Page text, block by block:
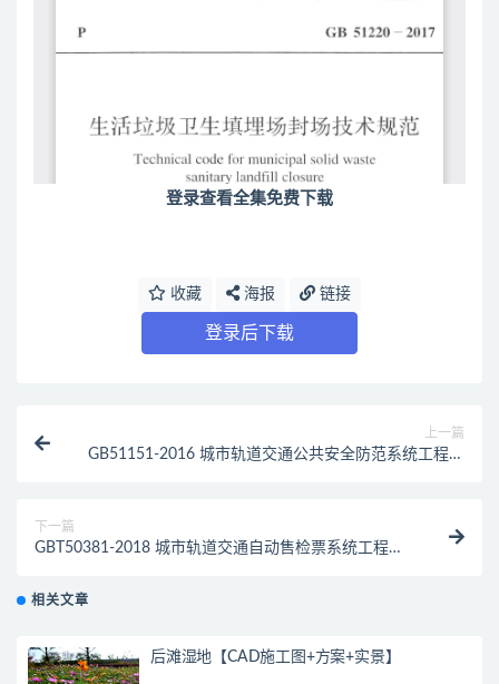
登录查看全集免费下载
收藏 海报 链接
登录后下载
上一篇
GB51151-2016 城市轨道交通公共安全防范系统工程技
下一篇
GBT50381-2018 城市轨道交通自动售检票系统工程质
相关文章
后滩湿地【CAD施工图+方案+实景】